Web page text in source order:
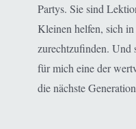
Partys. Sie sind
Kleinen helfen, sich
zurechtzufinden. Und
für mich eine der
die nächste